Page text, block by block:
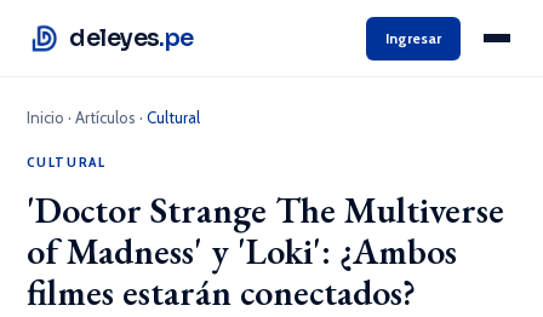
deleyes.pe Ingresar
Inicio ·Artículos ·Cultural
CULTURAL
'Doctor Strange The Multiverse
of Madness' y 'Loki': ¿Ambos
filmes estarán conectados?